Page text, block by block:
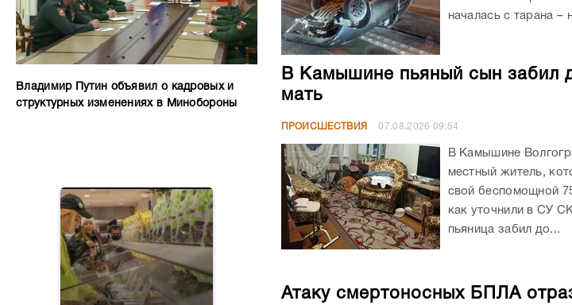
Владимир Путин объявил о кадровых и
структурных изменениях в Минобороны
началась с тарана –
В Камышине пьяный сын забил
мать
ПРОИСШЕСТВИЯ 07.08.2026 09:54
В Камышине
местный житель,
свой беспомощной
как уточнили в СУ
пьяница забил до...
Атаку смертоносных БПЛА